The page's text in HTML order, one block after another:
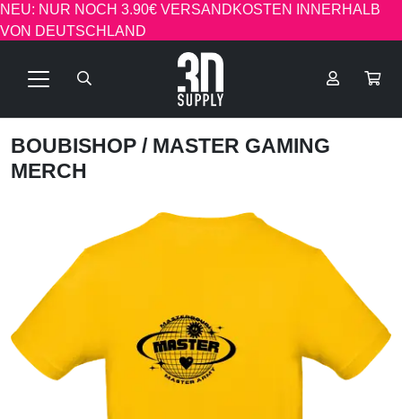
NEU: NUR NOCH 3.90€ VERSANDKOSTEN INNERHALB
VON DEUTSCHLAND
BOUBISHOP / MASTER GAMING
MERCH